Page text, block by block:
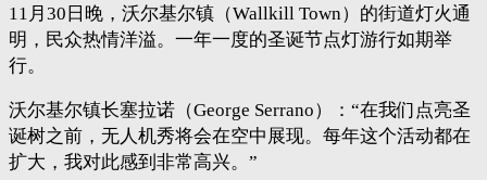
11月30日晚，沃尔基尔镇（Wallkill Town）的街道灯火通
明，民众热情洋溢。一年一度的圣诞节点灯游行如期举
行。
沃尔基尔镇长塞拉诺（George Serrano）：“在我们点亮圣
诞树之前，无人机秀将会在空中展现。每年这个活动都在
扩大，我对此感到非常高兴。”